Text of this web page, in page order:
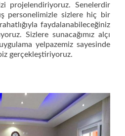
projelendiriyoruz. Senelerdir
personelimizle sizlere hiç bir
faydalanabileceğiniz
Sizlere sunacağımız alçı
yelpazemiz sayesinde
gerçekleştiriyoruz.